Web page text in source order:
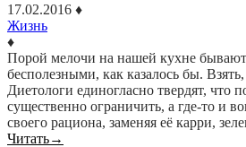
17.02.2016 ♦
Жизнь
♦
Порой мелочи на нашей кухне
бесполезными, как казалось бы.
Диетологи единогласно твердят, что
существенно ограничить, а где-то и
своего рациона, заменяя её карри,
Читать→